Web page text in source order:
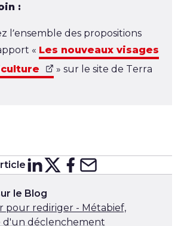
:
l’ensemble des propositions
« Les nouveaux visages
» sur le site de Terra
Partager sur
Partager surX
Partager
Partager
le Blog
pour rediriger - Métabief,
d'un déclenchement